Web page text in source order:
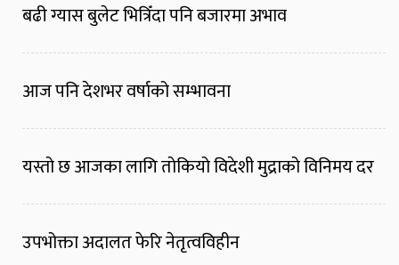
बढी ग्यास बुलेट भित्रिँदा पनि बजारमा अभाव
आज पनि देशभर वर्षाको सम्भावना
यस्तो छ आजका लागि तोकियो विदेशी मुद्राको विनिमय दर
उपभोक्ता अदालत फेरि नेतृत्वविहीन